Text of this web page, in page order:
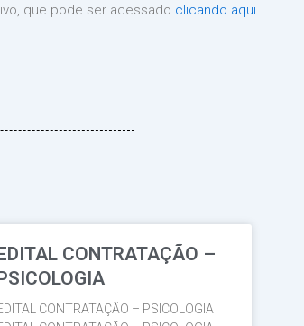
que pode ser acessado clicando aqui.
CONTRATAÇÃO –
CONTRATAÇÃO – PSICOLOGIA